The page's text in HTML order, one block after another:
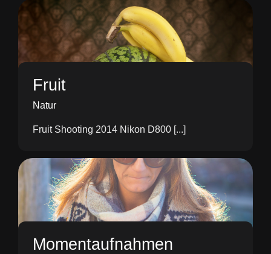
Fruit
Natur
Fruit Shooting 2014 Nikon D800 [...]
Momentaufnahmen